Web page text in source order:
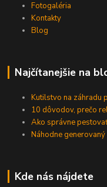
Fotogaléria
Kontakty
Blog
Najčítanejšie na
Kutilstvo na záhradu
10 dôvodov, prečo
Ako správne
Náhodne
Kde nás nájdete